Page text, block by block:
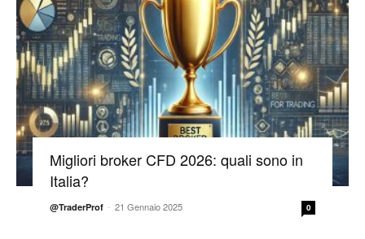
Migliori broker CFD 2026: quali sono in
Italia?
@TraderProf - 21 Gennaio 2025 0